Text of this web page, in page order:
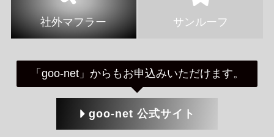
社外マフラー サンルーフ
「goo-net」からもお申込みいただけます。
goo-net 公式サイト